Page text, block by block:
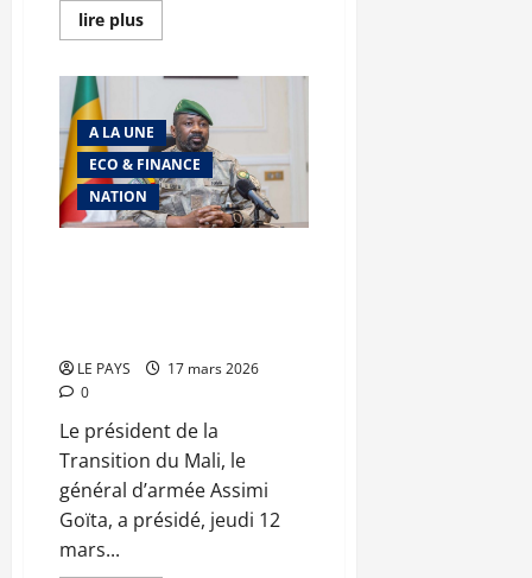
lire plusEn
savoir
Migration
le
Mali
et
l’OIM
tracent
une
feuille
de
A LA UNE
ECO & FINANCE
NATION
LE PAYS
17 mars 2026
0
Le président de la
Transition du Mali, le
général d’armée Assimi
Goïta, a présidé, jeudi 12
mars...